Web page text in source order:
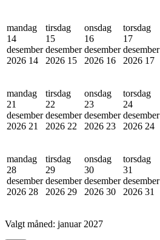
mandag
14
desember
2026 14
tirsdag
15
desember
2026 15
onsdag
16
desember
2026 16
torsdag
17
desember
2026 17
mandag
21
desember
2026 21
tirsdag
22
desember
2026 22
onsdag
23
desember
2026 23
torsdag
24
desember
2026 24
mandag
28
desember
2026 28
tirsdag
29
desember
2026 29
onsdag
30
desember
2026 30
torsdag
31
desember
2026 31
Valgt måned: januar 2027